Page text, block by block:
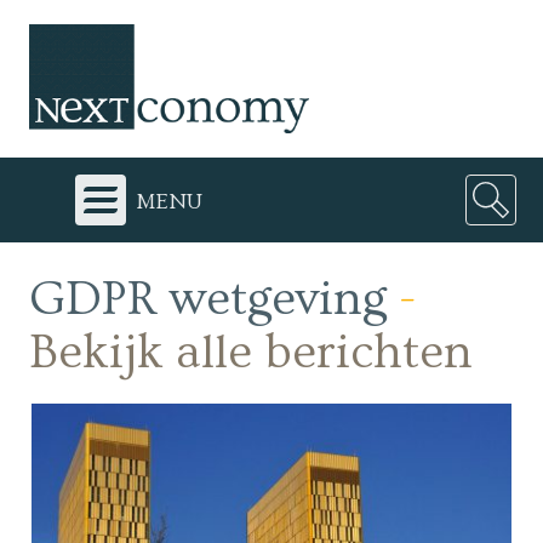
menu
GDPR wetgeving -
Bekijk alle berichten